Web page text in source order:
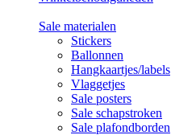
Sale materialen
Stickers
Ballonnen
Hangkaartjes/labels
Vlaggetjes
Sale posters
Sale schapstroken
Sale plafondborden